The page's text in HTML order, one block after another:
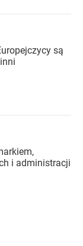
są
i administracji